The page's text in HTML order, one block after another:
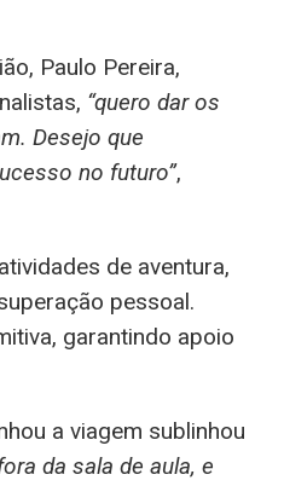
Paulo Pereira,
“quero dar os
Desejo que
no futuro”,
de aventura,
pessoal.
garantindo apoio
a viagem sublinhou
da sala de aula, e